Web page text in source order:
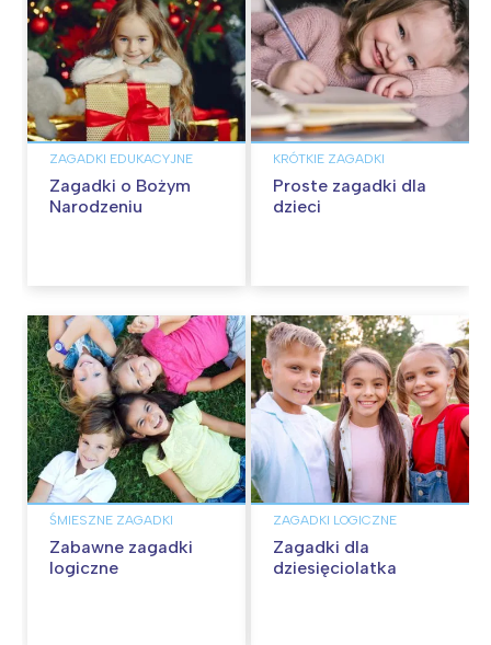
ZAGADKI EDUKACYJNE
Zagadki o Bożym
Narodzeniu
KRÓTKIE ZAGADKI
Proste zagadki dla
dzieci
ŚMIESZNE ZAGADKI
Zabawne zagadki
logiczne
ZAGADKI LOGICZNE
Zagadki dla
dziesięciolatka